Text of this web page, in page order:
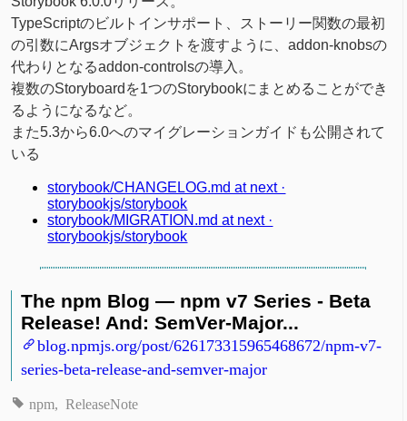
TypeScriptのビルトインサポート、ストーリー関数の最初
の引数にArgsオブジェクトを渡すように、addon-knobsの
代わりとなるaddon-controlsの導入。
複数のStoryboardを1つのStorybookにまとめることができ
るようになるなど。
また5.3から6.0へのマイグレーションガイドも公開されて
いる
storybook/CHANGELOG.md at next ·
storybookjs/storybook
storybook/MIGRATION.md at next ·
storybookjs/storybook
The npm Blog — npm v7 Series - Beta
Release! And: SemVer-Major...
blog.npmjs.org/post/626173315965468672/npm-v7-
series-beta-release-and-semver-major
npm ReleaseNote